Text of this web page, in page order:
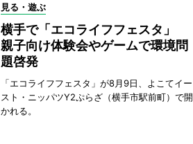
見る・遊ぶ
横手で「エコライフフェスタ」
親子向け体験会やゲームで環境問
題啓発
「エコライフフェスタ」が8月9日、よこてイー
スト・ニッパツY2ぷらざ（横手市駅前町）で開
かれる。